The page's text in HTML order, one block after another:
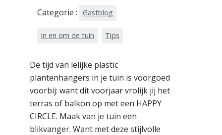
Categorie : Gastblog
In en om de tuin Tips
De tijd van lelijke plastic
plantenhangers in je tuin is voorgoed
voorbij: want dit voorjaar vrolijk jij het
terras of balkon op met een HAPPY
CIRCLE. Maak van je tuin een
blikvanger. Want met deze stijlvolle